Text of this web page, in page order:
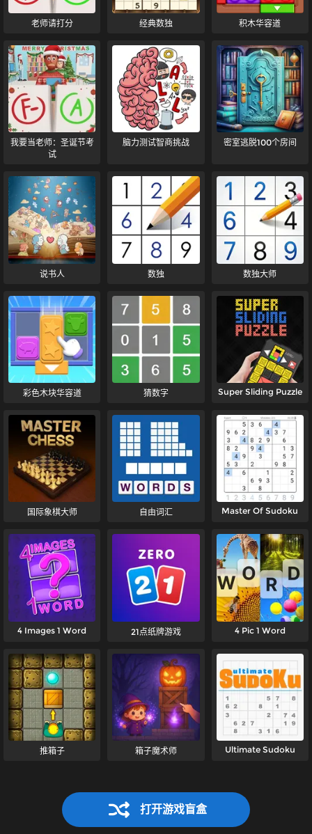
老师请打分 经典数独 积木华容道
我要当老师：圣诞节考
试
脑力测试智商挑战 密室逃脱100个房间
说书人 数独 数独大师
彩色木块华容道 猜数字 Super Sliding Puzzle
国际象棋大师 自由词汇 Master Of Sudoku
4 Images 1 Word 21点纸牌游戏 4 Pic 1 Word
推箱子 箱子魔术师 Ultimate Sudoku
打开游戏盲盒